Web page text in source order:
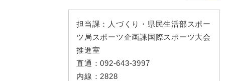
担当課： 人づくり・県民生活部スポー
ツ局スポーツ企画課国際スポーツ大会
推進室
直通：092-643-3997
内線： 2828